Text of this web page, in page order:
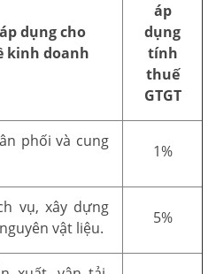
dụng cho
kinh doanh
áp
dụng
tính
thuế
GTGT
phối và cung
1%
vụ, xây dựng
vật liệu.
5%